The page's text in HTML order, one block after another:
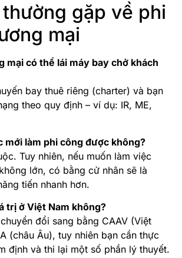
gặp về phi
mại
mại có thể lái máy bay chở khách
bay thuê riêng (charter) và bạn
theo quy định – ví dụ: IR, ME,
mới làm phi công được không?
Tuy nhiên, nếu muốn làm việc
lớn, có bằng cử nhân sẽ là
tiến nhanh hơn.
trị ở Việt Nam không?
đổi sang bằng CAAV (Việt
(châu Âu), tuy nhiên bạn cần thực
định và thi lại một số phần lý thuyết.